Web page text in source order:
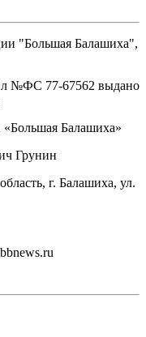
"Большая Балашиха",
№ФС ‎77-67562 выдано
Балашиха»
Грунин
г. Балашиха, ул.